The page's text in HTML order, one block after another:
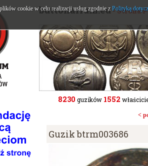
buttonarium.eu- Strona
8230 guzików 1552
<
Guzik btrm003686
cookie w celu realizacji usług zgodnie z Polityką